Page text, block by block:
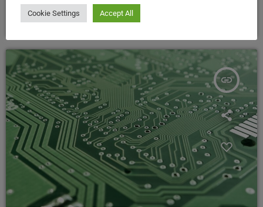
13. AUGUST 2025 63
insert_link
Cookie Settings Accept All